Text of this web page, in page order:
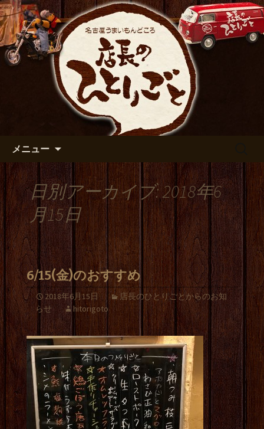
名古屋市伏見の居酒屋【店長の
ひとりごと】のブログ
出張や観光に名古屋めしがおすすめで
す
メニュー
日別アーカイブ: 2018年6
月15日
6/15(金)のおすすめ
2018年6月15日
店長のひとりごとからのお知
らせ
hitorigoto